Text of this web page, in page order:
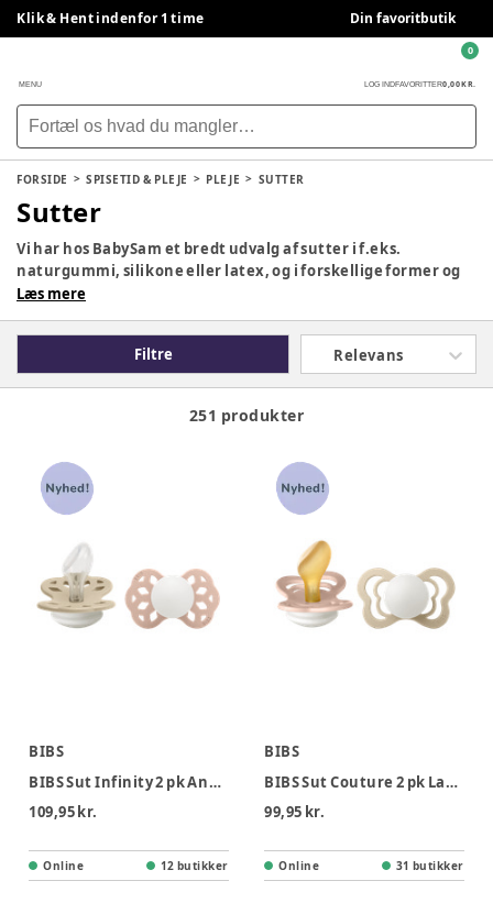
Klik & Hent indenfor 1 time Din favoritbutik
MENU LOG INDFAVORITTER0,00 KR.
0
FORSIDE SPISETID & PLEJE PLEJE SUTTER
Sutter
Vi har hos BabySam et bredt udvalg af sutter i f.eks.
naturgummi, silikone eller latex, og i forskellige former og
farver fra mærker som bl.a. BIBS, MAM & Philips Avent. Du
natten. Find den sut der passer bedst til dit barn, her hos
Læs mere
Filtre Relevans
251 produkter
BIBS
BIBS Sut Infinity 2 pk Anatomisk Str 2 - Vanilla Blush, Nat
109,95 kr.
Online 12 butikker
BIBS
BIBS Sut Couture 2 pk Latex Str 2 - Blush Vanilla, Nat
99,95 kr.
Online 31 butikker